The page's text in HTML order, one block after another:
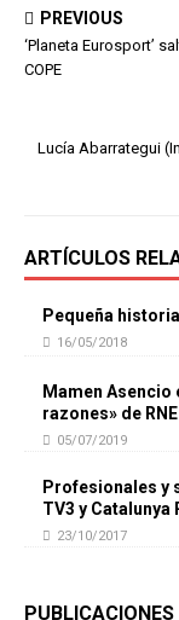
PREVIOUS
‘Planeta Eurosport’
COPE
Lucía Abarrategui
ARTÍCULOS
Pequeña
16/05/2018
Mamen
razones» de RNE
05/07/2019
Profesionales y
TV3 y Catalunya
23/10/2017
PUBLICACIONES